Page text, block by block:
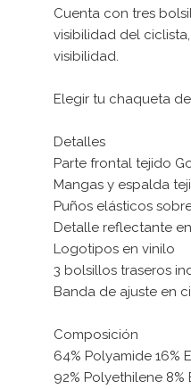
Cuenta con tres
visibilidad del
visibilidad.
Elegir tu chaqueta
Detalles
Parte frontal tejido
Mangas y espalda
Puños elásticos
Detalle reflectante
Logotipos en vinilo
3 bolsillos traseros
Banda de ajuste en
Composición
64% Polyamide 16%
92% Polyethilene 8%